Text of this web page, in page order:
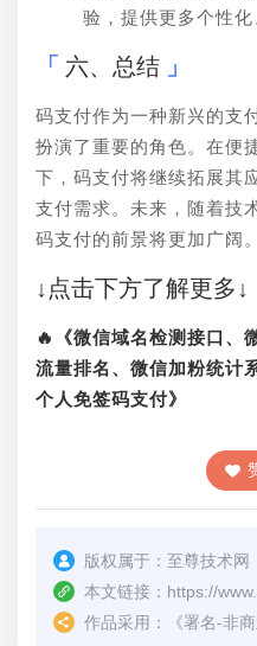
验，提供更多个性化
六、总结
码支付作为一种新兴的支
扮演了重要的角色。在便
下，码支付将继续拓展其
支付需求。未来，随着技
码支付的前景将更加广阔。
↓点击下方了解更多↓
🔥《微信域名检测接口、
流量排名、微信加粉统计
个人免签码支付》
版权属于： 至尊技术网
本文链接： https://
作品采用：
《署名-非商业性